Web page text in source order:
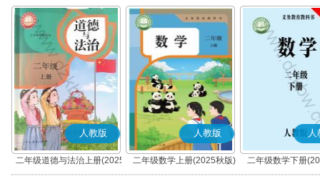
人教版
二年级道德与法治上册(2025
秋版)(部编版)
人教版
二年级数学上册(2025秋版)
人
二年级数学下册